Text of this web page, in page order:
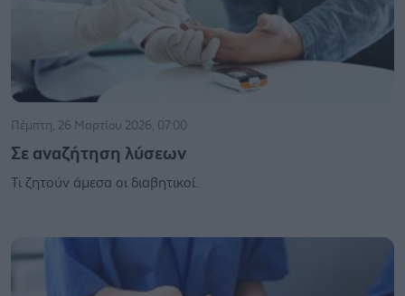
Πέμπτη, 26 Μαρτίου 2026, 07:00
Σε αναζήτηση λύσεων
Τι ζητούν άμεσα οι διαβητικοί.